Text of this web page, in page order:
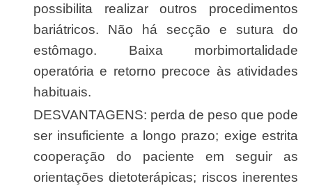
possibilita realizar outros procedimentos
bariátricos. Não há secção e sutura do
estômago. Baixa morbimortalidade
operatória e retorno precoce às atividades
habituais.
DESVANTAGENS: perda de peso que pode
ser insuficiente a longo prazo; exige estrita
cooperação do paciente em seguir as
orientações dietoterápicas; riscos inerentes